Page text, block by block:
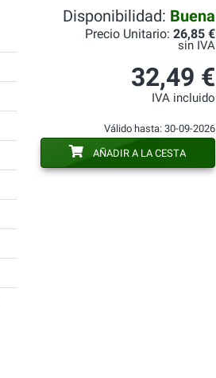
Disponibilidad: Buena
Precio Unitario: 26,85 €
sin IVA
32,49 €
IVA incluido
Válido hasta: 30-09-2026
AÑADIR A LA CESTA